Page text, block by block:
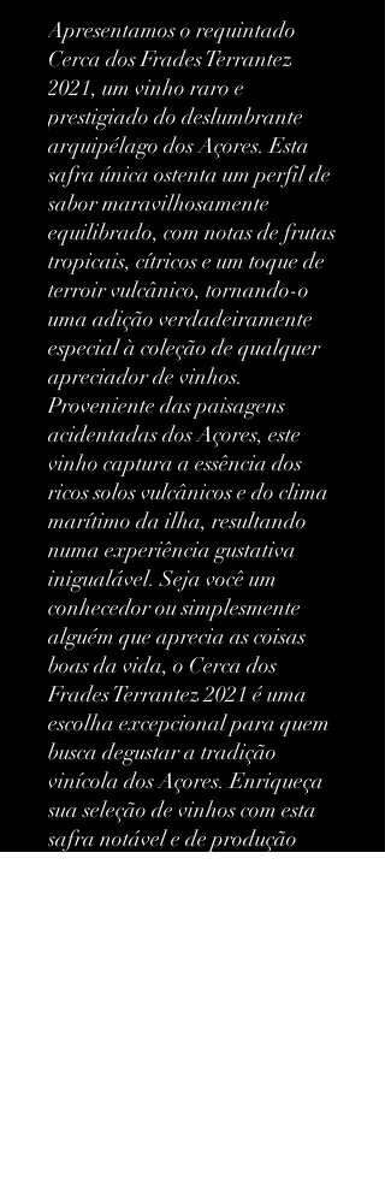
Apresentamos o requintado
Cerca dos Frades Terrantez
2021, um vinho raro e
prestigiado do deslumbrante
arquipélago dos Açores. Esta
safra única ostenta um perfil de
sabor maravilhosamente
equilibrado, com notas de frutas
tropicais, cítricos e um toque de
terroir vulcânico, tornando-o
uma adição verdadeiramente
especial à coleção de qualquer
apreciador de vinhos.
Proveniente das paisagens
acidentadas dos Açores, este
vinho captura a essência dos
ricos solos vulcânicos e do clima
marítimo da ilha, resultando
numa experiência gustativa
inigualável. Seja você um
conhecedor ou simplesmente
alguém que aprecia as coisas
boas da vida, o Cerca dos
Frades Terrantez 2021 é uma
escolha excepcional para quem
busca degustar a tradição
vinícola dos Açores. Enriqueça
sua seleção de vinhos com esta
safra notável e de produção